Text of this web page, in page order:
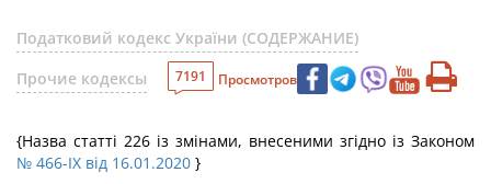
Податковий кодекс України (СОДЕРЖАНИЕ)
Прочие кодексы
7191 Просмотров
{Назва статті 226 із змінами, внесеними згідно із Законом
№ 466-IX від 16.01.2020 }